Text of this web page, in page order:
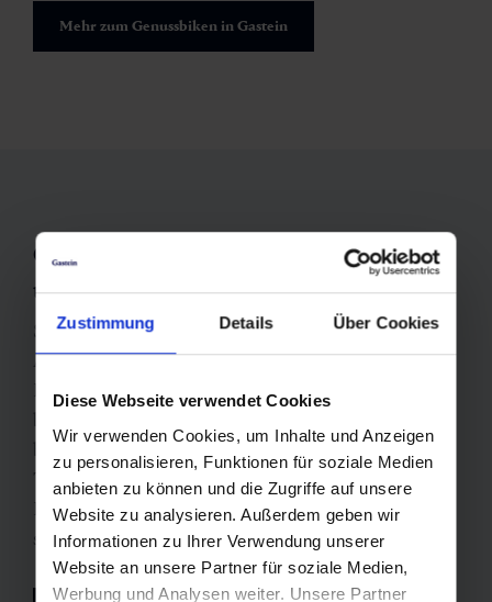
Zustimmung Details Über Cookies
Diese Webseite verwendet Cookies
Wir verwenden Cookies, um Inhalte und Anzeigen
zu personalisieren, Funktionen für soziale Medien
anbieten zu können und die Zugriffe auf unsere
Website zu analysieren. Außerdem geben wir
Informationen zu Ihrer Verwendung unserer
Website an unsere Partner für soziale Medien,
Werbung und Analysen weiter. Unsere Partner
Mehr zum Genussbiken in Gastein
Geführte Touren: Gemeinsam
unterwegs mit den Profis
Sie möchten die schönsten Trails und
Aussichtspunkte lieber in Begleitung erkunden?
Dann sind Sie bei den
geführten Biketouren
besten Händen. Die
bringen Sie zu versteckten Lieblingsplätzen, geben
Technik-Tipps und teilen ihr Wissen über Natur und
Kultur. Ideal für alle, die Neues lernen und dabei
sicher unterwegs sein möchten.